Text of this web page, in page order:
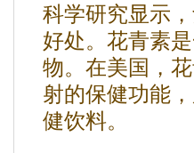
科学研究显示
好处。花青素
物。在美国，
射的保健功能
健饮料。